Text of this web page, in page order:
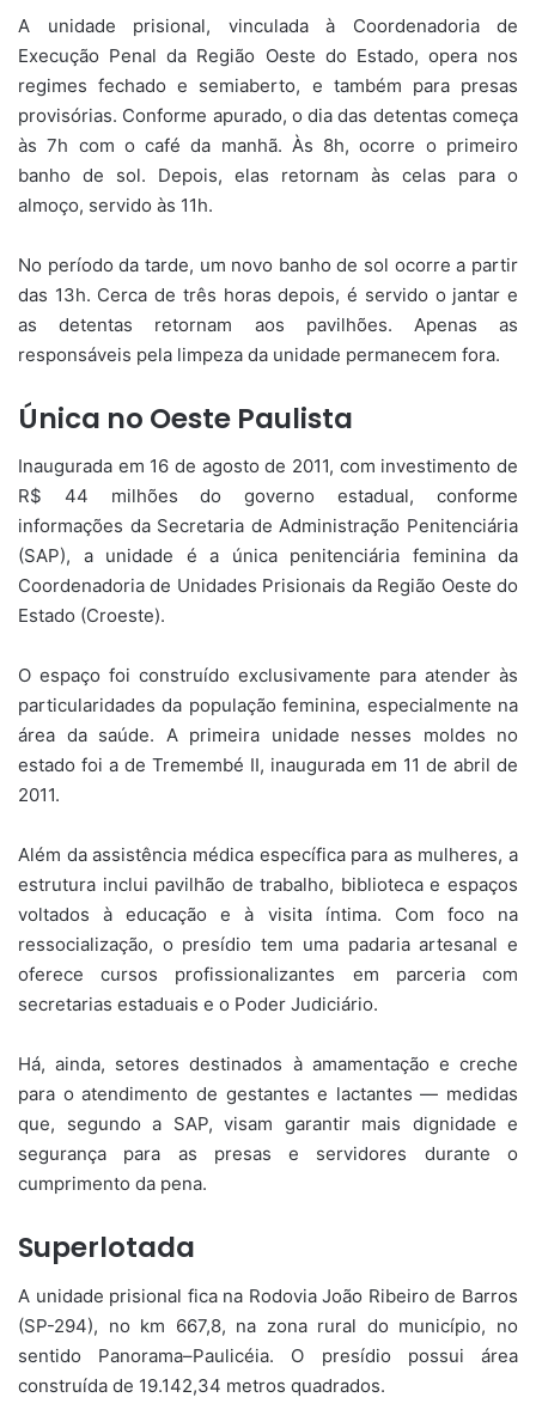
A unidade prisional, vinculada à Coordenadoria de
Execução Penal da Região Oeste do Estado, opera nos
regimes fechado e semiaberto, e também para presas
provisórias. Conforme apurado, o dia das detentas começa
às 7h com o café da manhã. Às 8h, ocorre o primeiro
banho de sol. Depois, elas retornam às celas para o
almoço, servido às 11h.
No período da tarde, um novo banho de sol ocorre a partir
das 13h. Cerca de três horas depois, é servido o jantar e
as detentas retornam aos pavilhões. Apenas as
responsáveis pela limpeza da unidade permanecem fora.
Única no Oeste Paulista
Inaugurada em 16 de agosto de 2011, com investimento de
R$ 44 milhões do governo estadual, conforme
informações da Secretaria de Administração Penitenciária
(SAP), a unidade é a única penitenciária feminina da
Coordenadoria de Unidades Prisionais da Região Oeste do
Estado (Croeste).
O espaço foi construído exclusivamente para atender às
particularidades da população feminina, especialmente na
área da saúde. A primeira unidade nesses moldes no
estado foi a de Tremembé II, inaugurada em 11 de abril de
2011.
Além da assistência médica específica para as mulheres, a
estrutura inclui pavilhão de trabalho, biblioteca e espaços
voltados à educação e à visita íntima. Com foco na
ressocialização, o presídio tem uma padaria artesanal e
oferece cursos profissionalizantes em parceria com
secretarias estaduais e o Poder Judiciário.
Há, ainda, setores destinados à amamentação e creche
para o atendimento de gestantes e lactantes — medidas
que, segundo a SAP, visam garantir mais dignidade e
segurança para as presas e servidores durante o
cumprimento da pena.
Superlotada
A unidade prisional fica na Rodovia João Ribeiro de Barros
(SP-294), no km 667,8, na zona rural do município, no
sentido Panorama–Paulicéia. O presídio possui área
construída de 19.142,34 metros quadrados.